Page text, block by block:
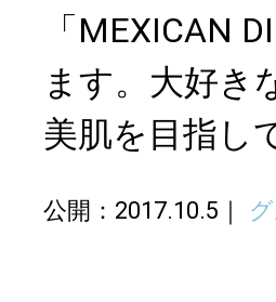
「MEXICAN
ます。大好き
美肌を目指し
公開：2017.10.5